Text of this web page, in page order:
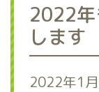
2022年
します
2022年1